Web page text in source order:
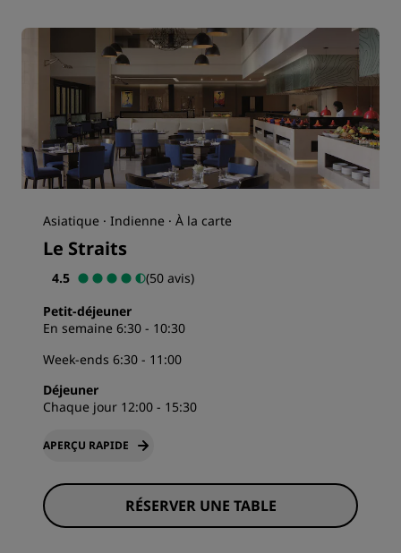
Asiatique · Indienne · À la carte
Le Straits
4.5
(50 avis)
Petit-déjeuner
En semaine 6:30 - 10:30
Week-ends 6:30 - 11:00
Déjeuner
Chaque jour 12:00 - 15:30
APERÇU RAPIDE
RÉSERVER UNE TABLE